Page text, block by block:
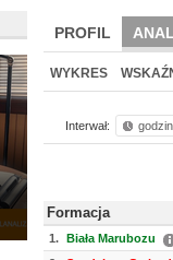
PROFIL
BR LAB
WYKRES
Interwał:
Formacja
1. Biała Marubozu